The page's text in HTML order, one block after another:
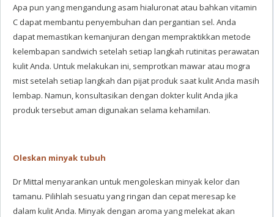
Apa pun yang mengandung asam hialuronat atau bahkan vitamin
C dapat membantu penyembuhan dan pergantian sel. Anda
dapat memastikan kemanjuran dengan mempraktikkan metode
kelembapan sandwich setelah setiap langkah rutinitas perawatan
kulit Anda. Untuk melakukan ini, semprotkan mawar atau mogra
mist setelah setiap langkah dan pijat produk saat kulit Anda masih
lembap. Namun, konsultasikan dengan dokter kulit Anda jika
produk tersebut aman digunakan selama kehamilan.
Oleskan minyak tubuh
Dr Mittal menyarankan untuk mengoleskan minyak kelor dan
tamanu. Pilihlah sesuatu yang ringan dan cepat meresap ke
dalam kulit Anda. Minyak dengan aroma yang melekat akan